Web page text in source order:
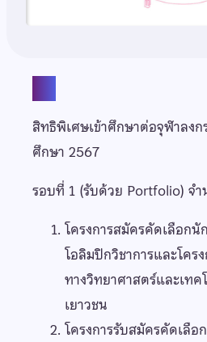
สิทธิพิเศษเข้าศึกษาต่อจุฬาลง
ศึกษา 2567
รอบที่ 1 (รับด้วย Portfolio) จำ
โครงการสมัครคัดเลือกนั
โอลิมปิกวิชาการและโค
ทางวิทยาศาสตร์และเท
เยาวชน
โครงการรับสมัครคัดเลือ